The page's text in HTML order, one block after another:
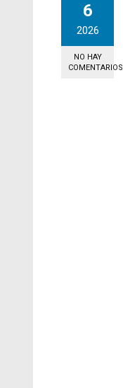
6
2026
NO HAY
COMENTARIOS